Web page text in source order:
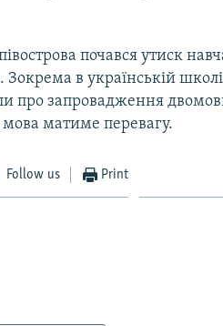
почався утиск
в українській
про запровадження
мова матиме перевагу.
Follow us Print